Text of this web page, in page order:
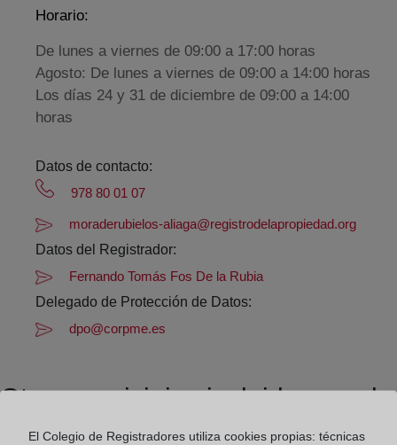
Horario:
De lunes a viernes de 09:00 a 17:00 horas
Agosto: De lunes a viernes de 09:00 a 14:00 horas
Los días 24 y 31 de diciembre de 09:00 a 14:00
horas
Datos de contacto:
978 80 01 07
moraderubielos-aliaga@registrodelapropiedad.org
Datos del Registrador:
Fernando Tomás Fos De la Rubia
Delegado de Protección de Datos:
dpo@corpme.es
Otros municipios incluidos en el
distrito hipotecario
El Colegio de Registradores utiliza cookies propias: técnicas